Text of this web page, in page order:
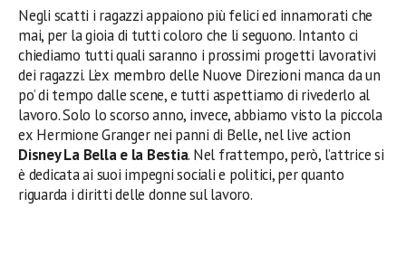
Negli scatti i ragazzi appaiono più felici ed innamorati che
mai, per la gioia di tutti coloro che li seguono. Intanto ci
chiediamo tutti quali saranno i prossimi progetti lavorativi
dei ragazzi. L’ex membro delle Nuove Direzioni manca da un
po’ di tempo dalle scene, e tutti aspettiamo di rivederlo al
lavoro. Solo lo scorso anno, invece, abbiamo visto la piccola
ex Hermione Granger nei panni di Belle, nel live action
Disney La Bella e la Bestia. Nel frattempo, però, l’attrice si
è dedicata ai suoi impegni sociali e politici, per quanto
riguarda i diritti delle donne sul lavoro.